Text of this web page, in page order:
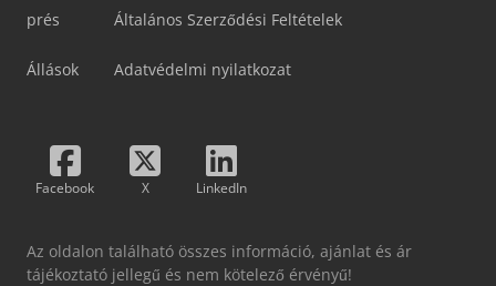
prés
Állások
Általános Szerződési Feltételek
Adatvédelmi nyilatkozat
Facebook X LinkedIn
Az oldalon található összes információ, ajánlat és ár
tájékoztató jellegű és nem kötelező érvényű!